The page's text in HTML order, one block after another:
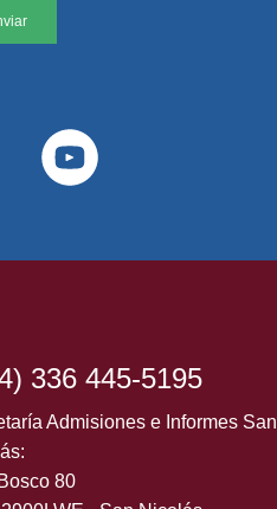
336 445-5195
Admisiones e Informes San
80